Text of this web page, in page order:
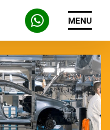
MENU